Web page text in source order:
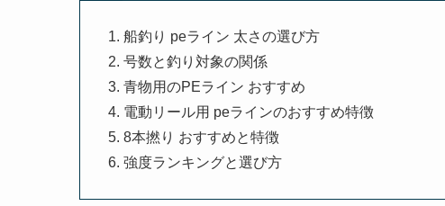
船釣り peライン 太さの選び方
号数と釣り対象の関係
青物用のPEライン おすすめ
電動リール用 peラインのおすすめ特徴
8本撚り おすすめと特徴
強度ランキングと選び方